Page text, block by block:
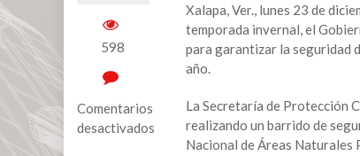
598
Comentarios
desactivados
Xalapa, Ver., lunes 23 de
temporada invernal, el
para garantizar la seguridad
año.
La Secretaría de Protección
realizando un barrido de
Nacional de Áreas Naturales